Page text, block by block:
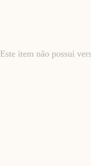
Este item não possui